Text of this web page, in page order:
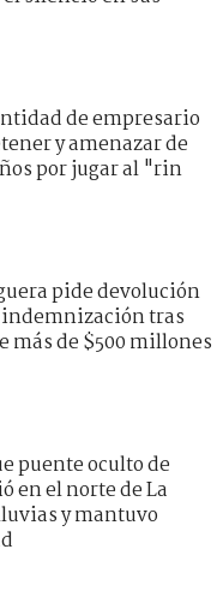
de empresario
y amenazar de
por jugar al "rin
pide devolución
indemnización tras
más de $500 millones
puente oculto de
en el norte de La
y mantuvo